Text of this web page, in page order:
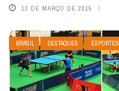
13 DE MARÇO DE 2015
BRASIL DESTAQUES ESPORTES